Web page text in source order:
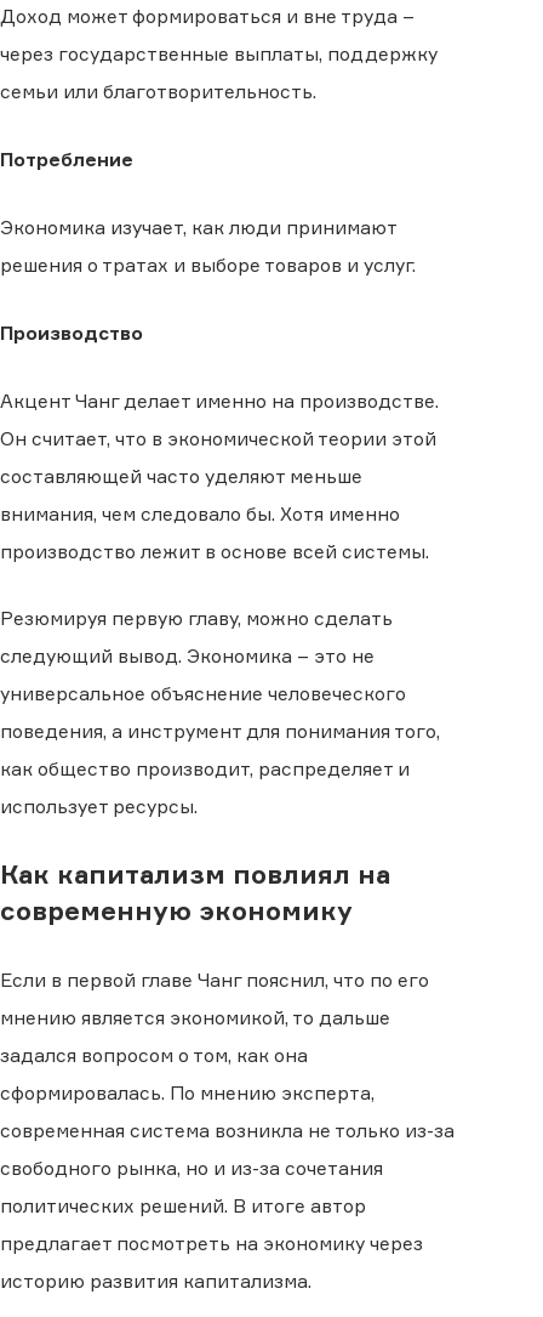
Доход может формироваться и вне труда –
через государственные выплаты, поддержку
семьи или благотворительность.
Потребление
Экономика изучает, как люди принимают
решения о тратах и выборе товаров и услуг.
Производство
Акцент Чанг делает именно на производстве.
Он считает, что в экономической теории этой
составляющей часто уделяют меньше
внимания, чем следовало бы. Хотя именно
производство лежит в основе всей системы.
Резюмируя первую главу, можно сделать
следующий вывод. Экономика – это не
универсальное объяснение человеческого
поведения, а инструмент для понимания того,
как общество производит, распределяет и
использует ресурсы.
Как капитализм повлиял на
современную экономику
Если в первой главе Чанг пояснил, что по его
мнению является экономикой, то дальше
задался вопросом о том, как она
сформировалась. По мнению эксперта,
современная система возникла не только из-за
свободного рынка, но и из-за сочетания
политических решений. В итоге автор
предлагает посмотреть на экономику через
историю развития капитализма.